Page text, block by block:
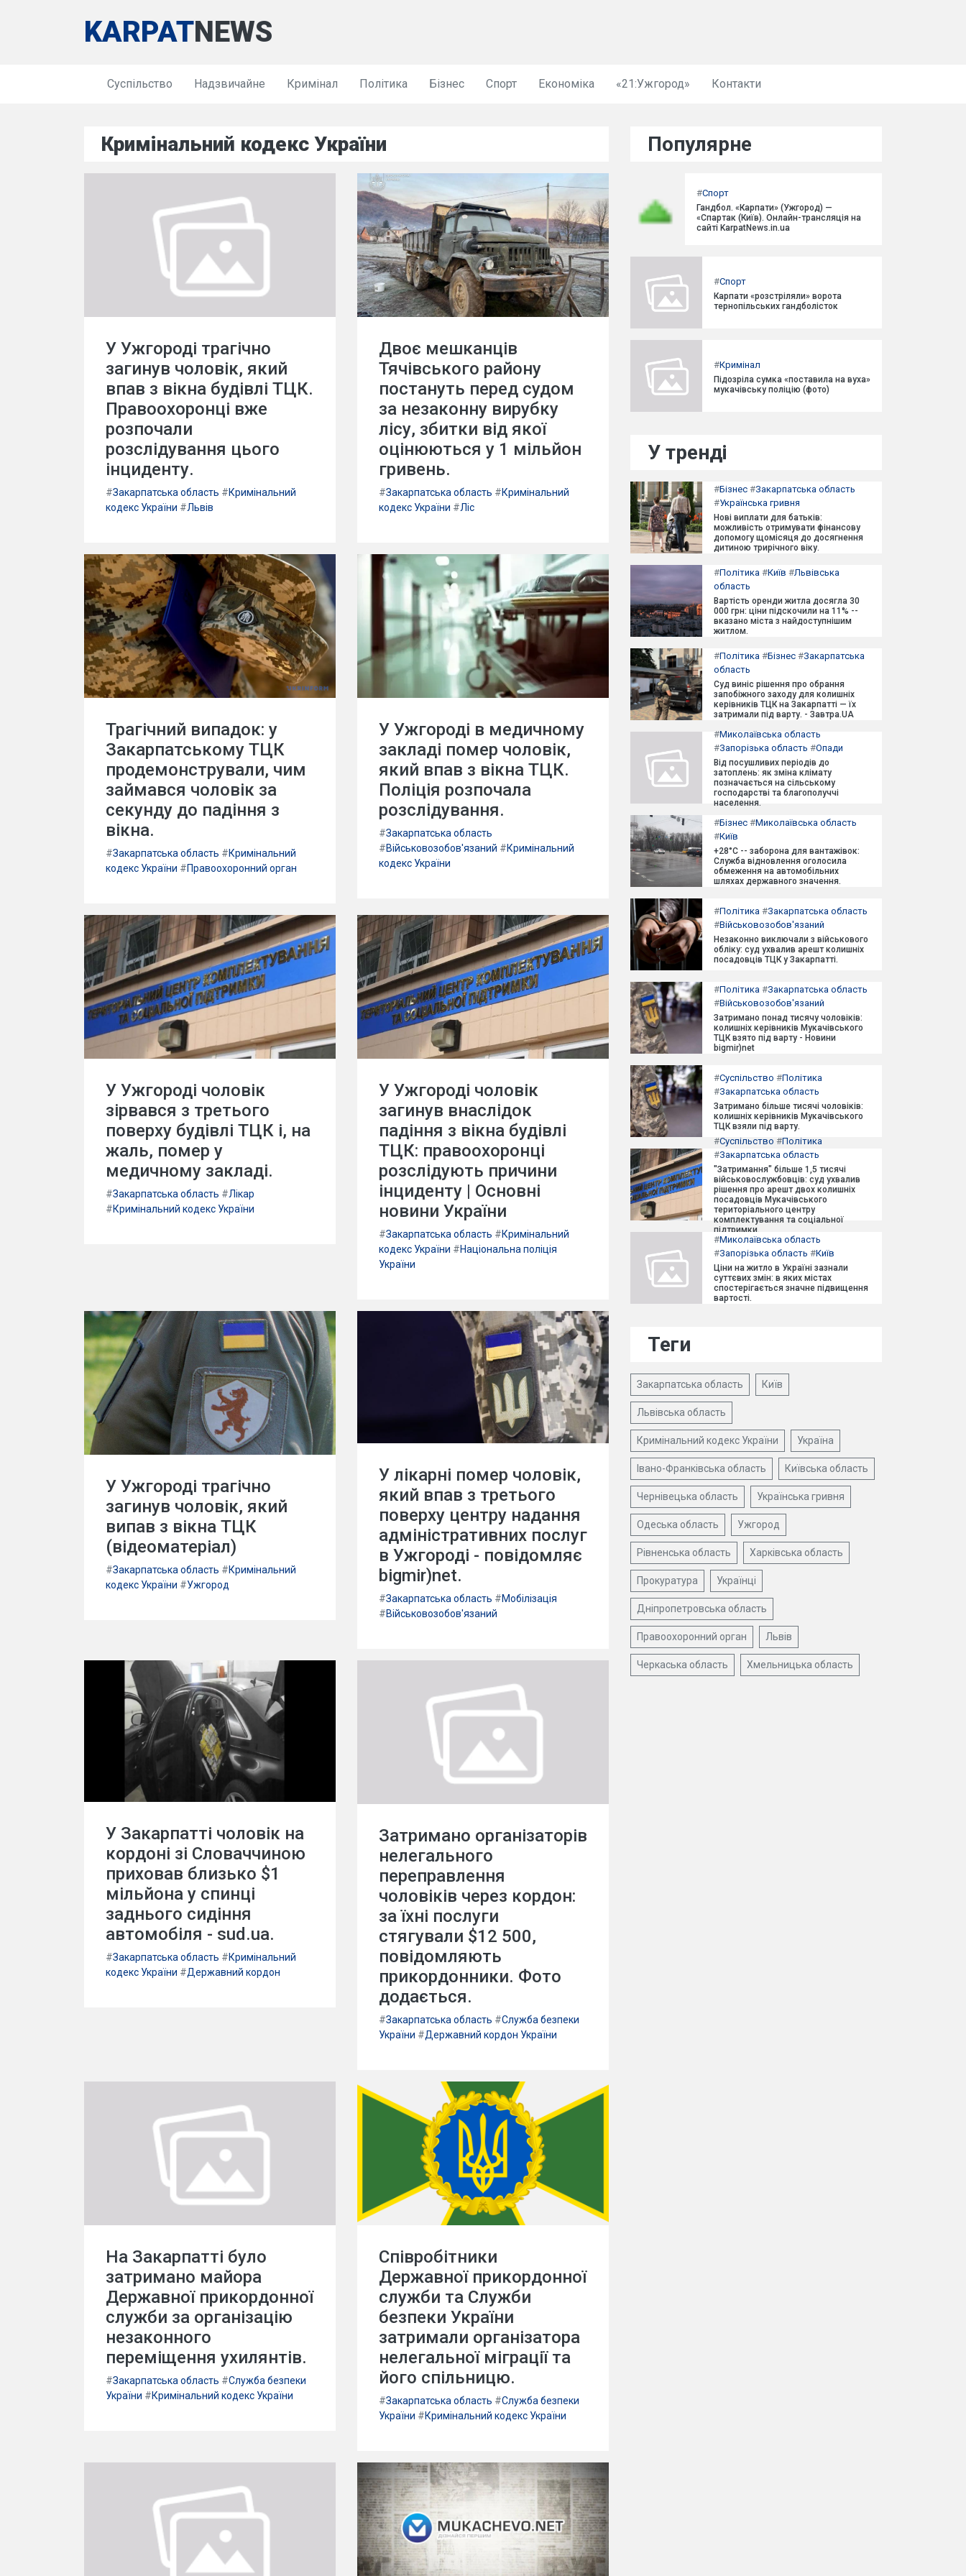
KARPATNEWS
Суспільство Надзвичайне Кримінал Політика Бізнес Спорт Економіка «21:Ужгород» Контакти
Кримінальний кодекс України
У Ужгороді трагічно
загинув чоловік, який
впав з вікна будівлі ТЦК.
Правоохоронці вже
розпочали
розслідування цього
інциденту.
#Закарпатська область #Кримінальний
кодекс України #Львів
Двоє мешканців
Тячівського району
постануть перед судом
за незаконну вирубку
лісу, збитки від якої
оцінюються у 1 мільйон
гривень.
#Закарпатська область #Кримінальний
кодекс України #Ліс
Трагічний випадок: у
Закарпатському ТЦК
продемонстрували, чим
займався чоловік за
секунду до падіння з
вікна.
#Закарпатська область #Кримінальний
кодекс України #Правоохоронний орган
У Ужгороді в медичному
закладі помер чоловік,
який впав з вікна ТЦК.
Поліція розпочала
розслідування.
#Закарпатська область
#Військовозобов'язаний #Кримінальний
кодекс України
У Ужгороді чоловік
зірвався з третього
поверху будівлі ТЦК і, на
жаль, помер у
медичному закладі.
#Закарпатська область #Лікар
#Кримінальний кодекс України
У Ужгороді чоловік
загинув внаслідок
падіння з вікна будівлі
ТЦК: правоохоронці
розслідують причини
інциденту | Основні
новини України
#Закарпатська область #Кримінальний
кодекс України #Національна поліція
України
У Ужгороді трагічно
загинув чоловік, який
випав з вікна ТЦК
(відеоматеріал)
#Закарпатська область #Кримінальний
кодекс України #Ужгород
У лікарні помер чоловік,
який впав з третього
поверху центру надання
адміністративних послуг
в Ужгороді - повідомляє
bigmir)net.
#Закарпатська область #Мобілізація
#Військовозобов'язаний
У Закарпатті чоловік на
кордоні зі Словаччиною
приховав близько $1
мільйона у спинці
заднього сидіння
автомобіля - sud.ua.
#Закарпатська область #Кримінальний
кодекс України #Державний кордон
Затримано організаторів
нелегального
переправлення
чоловіків через кордон:
за їхні послуги
стягували $12 500,
повідомляють
прикордонники. Фото
додається.
#Закарпатська область #Служба безпеки
України #Державний кордон України
На Закарпатті було
затримано майора
Державної прикордонної
служби за організацію
незаконного
переміщення ухилянтів.
#Закарпатська область #Служба безпеки
України #Кримінальний кодекс України
Співробітники
Державної прикордонної
служби та Служби
безпеки України
затримали організатора
нелегальної міграції та
його спільницю.
#Закарпатська область #Служба безпеки
України #Кримінальний кодекс України
Популярне
#Спорт
Гандбол. «Карпати» (Ужгород) —
«Спартак (Київ). Онлайн-трансляція на
сайті KarpatNews.in.ua
#Спорт
Карпати «розстріляли» ворота
тернопільських гандболісток
#Кримінал
Підозріла сумка «поставила на вуха»
мукачівську поліцію (фото)
У тренді
#Бізнес #Закарпатська область
#Українська гривня
Нові виплати для батьків:
можливість отримувати фінансову
допомогу щомісяця до досягнення
дитиною трирічного віку.
#Політика #Київ #Львівська
область
Вартість оренди житла досягла 30
000 грн: ціни підскочили на 11% --
вказано міста з найдоступнішим
житлом.
#Політика #Бізнес #Закарпатська
область
Суд виніс рішення про обрання
запобіжного заходу для колишніх
керівників ТЦК на Закарпатті — їх
затримали під варту. - Завтра.UA
#Миколаївська область
#Запорізька область #Опади
Від посушливих періодів до
затоплень: як зміна клімату
позначається на сільському
господарстві та благополуччі
населення.
#Бізнес #Миколаївська область
#Київ
+28°C -- заборона для вантажівок:
Служба відновлення оголосила
обмеження на автомобільних
шляхах державного значення.
#Політика #Закарпатська область
#Військовозобов'язаний
Незаконно виключали з військового
обліку: суд ухвалив арешт колишніх
посадовців ТЦК у Закарпатті.
#Політика #Закарпатська область
#Військовозобов'язаний
Затримано понад тисячу чоловіків:
колишніх керівників Мукачівського
ТЦК взято під варту - Новини
bigmir)net
#Суспільство #Політика
#Закарпатська область
Затримано більше тисячі чоловіків:
колишніх керівників Мукачівського
ТЦК взяли під варту.
#Суспільство #Політика
#Закарпатська область
"Затримання" більше 1,5 тисячі
військовослужбовців: суд ухвалив
рішення про арешт двох колишніх
посадовців Мукачівського
територіального центру
комплектування та соціальної
підтримки.
#Миколаївська область
#Запорізька область #Київ
Ціни на житло в Україні зазнали
суттєвих змін: в яких містах
спостерігається значне підвищення
вартості.
Теги
Закарпатська область Київ
Львівська область
Кримінальний кодекс України Україна
Івано-Франківська область Київська область
Чернівецька область Українська гривня
Одеська область Ужгород
Рівненська область Харківська область
Прокуратура Українці
Дніпропетровська область
Правоохоронний орган Львів
Черкаська область Хмельницька область